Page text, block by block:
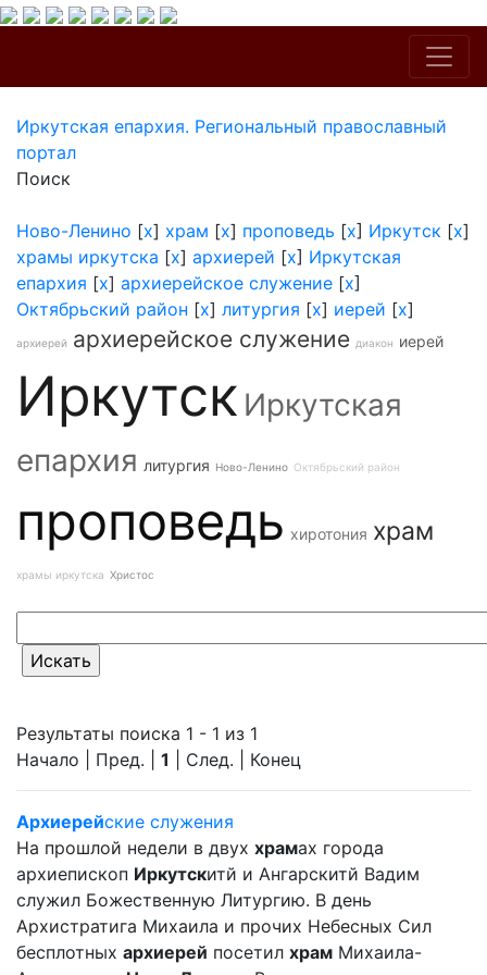
Иркутская епархия. Региональный православный
портал
Поиск
Ново-Ленино [x] храм [x] проповедь [x] Иркутск [x]
храмы иркутска [x] архиерей [x] Иркутская
епархия [x] архиерейское служение [x]
Октябрьский район [x] литургия [x] иерей [x]
архиерей архиерейское служение диакон иерей
Иркутск Иркутская
епархия литургия Ново-Ленино Октябрьский район
проповедь хиротония храм
храмы иркутска Христос
Результаты поиска 1 - 1 из 1
Начало | Пред. | 1 | След. | Конец
Архиерейские служения
На прошлой недели в двух храмах города
архиепископ Иркутскитй и Ангарскитй Вадим
служил Божественную Литургию. В день
Архистратига Михаила и прочих Небесных Сил
бесплотных архиерей посетил храм Михаила-